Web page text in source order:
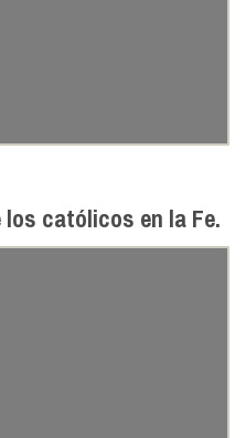
católicos en la Fe.